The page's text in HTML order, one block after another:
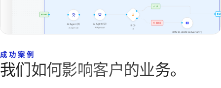
成功案例
我们如何影响客户的业务。